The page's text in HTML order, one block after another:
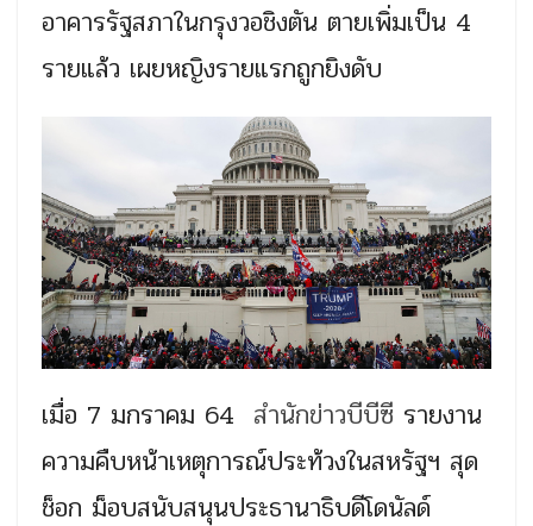
อาคารรัฐสภาในกรุงวอชิงตัน ตายเพิ่มเป็น 4
รายแล้ว เผยหญิงรายแรกถูกยิงดับ
เมื่อ 7 มกราคม 64 สำนักข่าวบีบีซี รายงาน
ความคืบหน้าเหตุการณ์ประท้วงในสหรัฐฯ สุด
ช็อก ม็อบสนับสนุนประธานาธิบดีโดนัลด์